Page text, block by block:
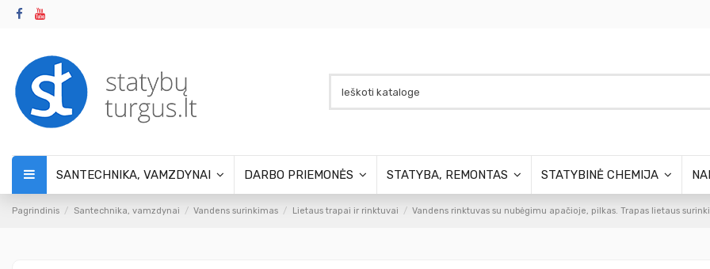
SANTECHNIKA, VAMZDYNAI DARBO PRIEMONĖS STATYBA, REMONTAS STATYBINĖ CHEMIJA
Pagrindinis Santechnika, vamzdynai Vandens surinkimas Lietaus trapai ir rinktuvai Vandens rinktuvas su nubėgimu apačioje, pilkas. Trapas lietaus